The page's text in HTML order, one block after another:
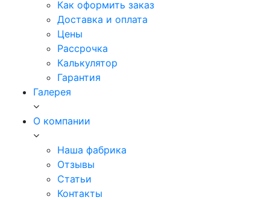
Как оформить заказ
Доставка и оплата
Цены
Рассрочка
Калькулятор
Гарантия
Галерея
О компании
Наша фабрика
Отзывы
Статьи
Контакты